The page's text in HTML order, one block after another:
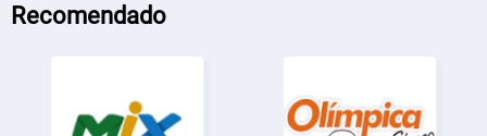
Recomendado